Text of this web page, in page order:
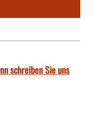
schreiben Sie uns